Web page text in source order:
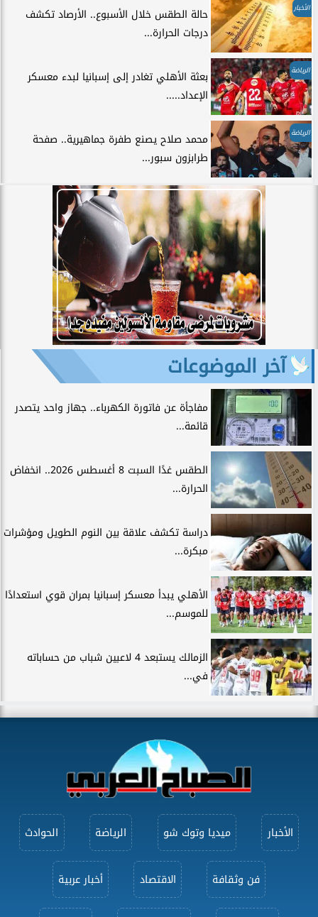
الأخبار
حالة الطقس خلال الأسبوع.. الأرصاد تكشف
درجات الحرارة...
الرياضة
بعثة الأهلي تغادر إلى إسبانيا لبدء معسكر
الإعداد.....
الرياضة
محمد صلاح يصنع طفرة جماهيرية.. صفحة
طرابزون سبور...
آخر الموضوعات
مفاجأة عن فاتورة الكهرباء.. جهاز واحد يتصدر
قائمة...
الطقس غدًا السبت 8 أغسطس 2026.. انخفاض
الحرارة...
دراسة تكشف علاقة بين النوم الطويل ومؤشرات
مبكرة...
الأهلي يبدأ معسكر إسبانيا بمران قوي استعدادًا
للموسم...
الزمالك يستبعد 4 لاعبين شباب من حساباته
في...
الأخبار ميديا وتوك شو الرياضة الحوادث
فن وثقافة الاقتصاد أخبار عربية